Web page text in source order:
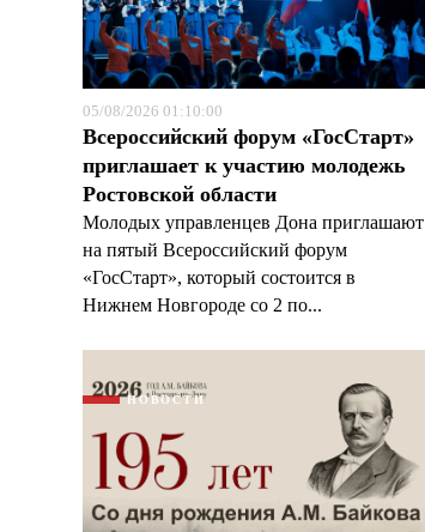
05/08/2026 01:10:00
Всероссийский форум «ГосСтарт»
приглашает к участию молодежь
Ростовской области
Молодых управленцев Дона приглашают
на пятый Всероссийский форум
«ГосСтарт», который состоится в
Нижнем Новгороде со 2 по...
НОВОСТИ